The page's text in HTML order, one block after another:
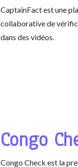
CaptainFact est une
collaborative de
dans des vidéos.
Congo
Congo Check est la